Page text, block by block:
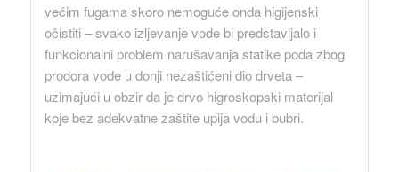
većim fugama skoro nemoguće onda higijenski
očistiti – svako izljevanje vode bi predstavljalo i
funkcionalni problem narušavanja statike poda zbog
prodora vode u donji nezaštićeni dio drveta –
uzimajući u obzir da je drvo higroskopski materijal
koje bez adekvatne zaštite upija vodu i bubri.